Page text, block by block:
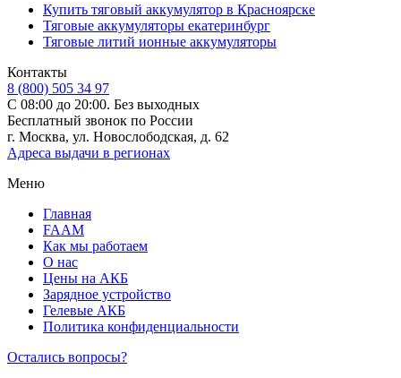
Купить тяговый аккумулятор в Красноярске
Тяговые аккумуляторы екатеринбург
Тяговые литий ионные аккумуляторы
Контакты
8 (800) 505 34 97
С 08:00 до 20:00. Без выходных
Бесплатный звонок по России
г. Москва, ул. Новослободская, д. 62
Адреса выдачи в регионах
Меню
Главная
FAAM
Как мы работаем
О нас
Цены на АКБ
Зарядное устройство
Гелевые АКБ
Политика конфиденциальности
Остались вопросы?